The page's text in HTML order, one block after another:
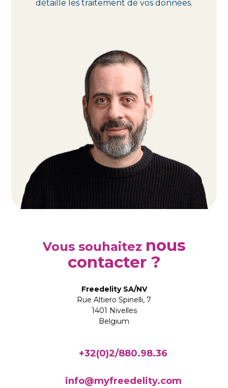
détaille les traitement de vos données.
Vous souhaitez nous
contacter ?
Freedelity SA/NV
Rue Altiero Spinelli, 7
1401 Nivelles
Belgium
+32(0)2/880.98.36
info@myfreedelity.com